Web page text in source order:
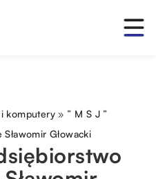
komputery » ” M S J ”
Głowacki